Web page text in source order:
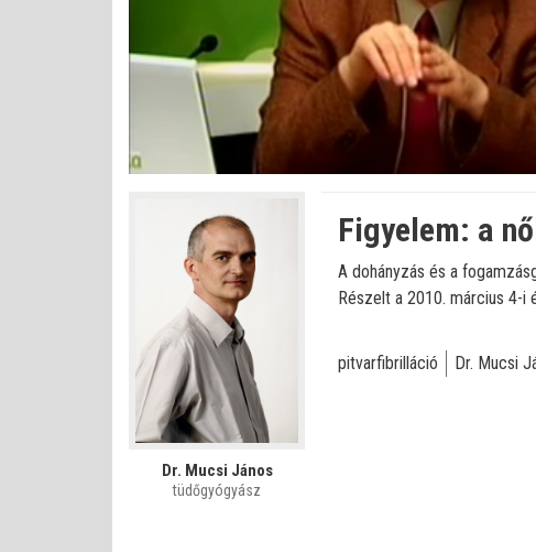
Némítás
kikapcsolva
0%
0%
Dr. Mucsi János
tüdőgyógyász
Figyelem: a
A dohányzás és a
Részelt a 2010. március 4-i
pitvarfibrilláció Dr. Mucsi